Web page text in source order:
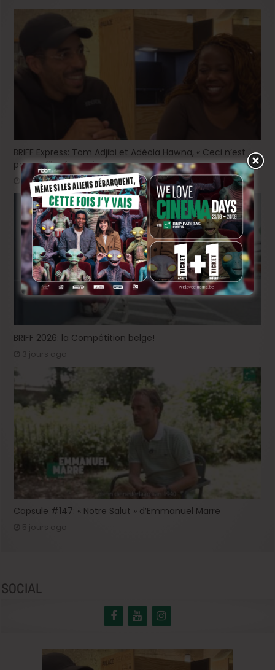
BRIFF Express: Tom Adjibi et Adéola Hawna, « Ceci n’est
pas un film français ».
18 heures ago
BRIFF 2026: la Compétition belge!
3 jours ago
Capsule #147: « Notre Salut » d’Emmanuel Marre
SOCIAL